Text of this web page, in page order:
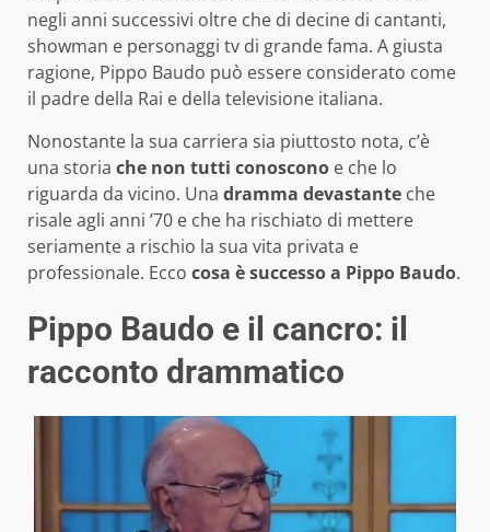
negli anni successivi oltre che di decine di cantanti,
showman e personaggi tv di grande fama. A giusta
ragione, Pippo Baudo può essere considerato come
il padre della Rai e della televisione italiana.
Nonostante la sua carriera sia piuttosto nota, c’è
una storia che non tutti conoscono e che lo
riguarda da vicino. Una dramma devastante che
risale agli anni ’70 e che ha rischiato di mettere
seriamente a rischio la sua vita privata e
professionale. Ecco cosa è successo a Pippo Baudo.
Pippo Baudo e il cancro: il
racconto drammatico